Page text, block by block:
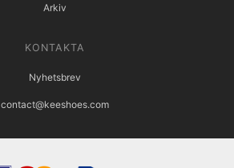
Arkiv
KONTAKTA
Nyhetsbrev
contact@keeshoes.com